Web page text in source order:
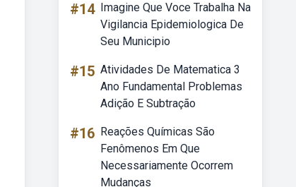
#14 Imagine Que Voce Trabalha Na
Vigilancia Epidemiologica De
Seu Municipio
#15 Atividades De Matematica 3
Ano Fundamental Problemas
Adição E Subtração
#16 Reações Químicas São
Fenômenos Em Que
Necessariamente Ocorrem
Mudanças